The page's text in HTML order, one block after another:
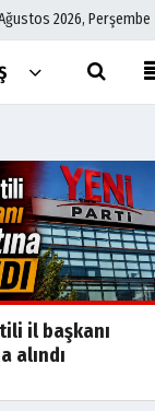
2026, Perşembe
İletişim
Çerez Politikası
Gizlilik İlkeleri
Son Dakika
il başkanı
alındı